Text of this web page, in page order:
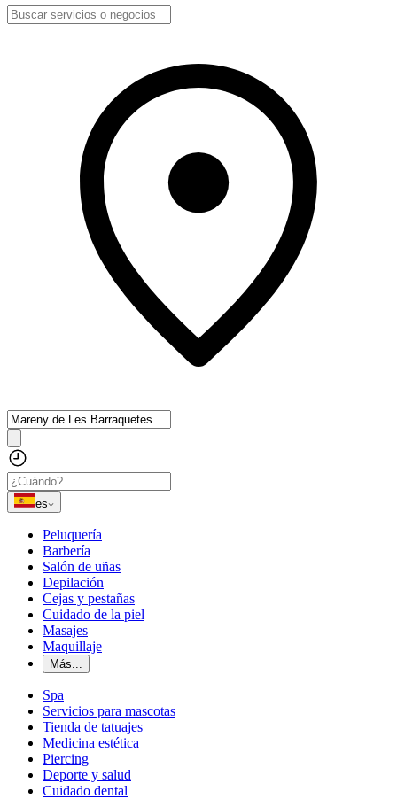
es
Peluquería
Barbería
Salón de uñas
Depilación
Cejas y pestañas
Cuidado de la piel
Masajes
Maquillaje
Más...
Spa
Servicios para mascotas
Tienda de tatuajes
Medicina estética
Piercing
Deporte y salud
Cuidado dental